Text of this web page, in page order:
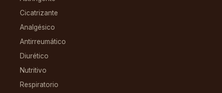
Cicatrizante
Analgésico
Antirreumático
Diurético
Nutritivo
Respiratorio